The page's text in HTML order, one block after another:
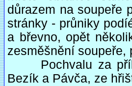
důrazem na soupeře
stránky - průniky
a břevno, opět
zesměšnění soupeře,
Pochvalu za
Bezík a Pávča, ze